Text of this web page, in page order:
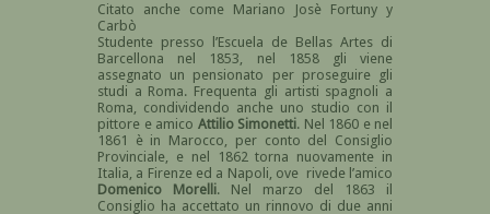
Citato anche come Mariano Josè Fortuny y
Carbò
Studente presso l’Escuela de Bellas Artes di
Barcellona nel 1853, nel 1858 gli viene
assegnato un pensionato per proseguire gli
studi a Roma. Frequenta gli artisti spagnoli a
Roma, condividendo anche uno studio con il
pittore e amico Attilio Simonetti. Nel 1860 e nel
1861 è in Marocco, per conto del Consiglio
Provinciale, e nel 1862 torna nuovamente in
Italia, a Firenze ed a Napoli, ove rivede l’amico
Domenico Morelli. Nel marzo del 1863 il
Consiglio ha accettato un rinnovo di due anni